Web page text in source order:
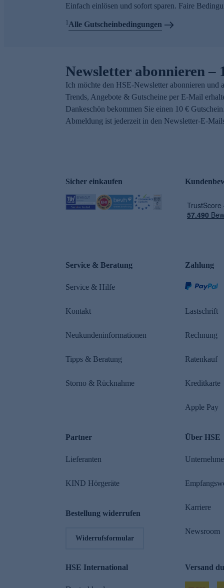
Einfach einlösen und sofort sparen. Faire
1Alle Gutscheinbedingungen
Newsletter abonnieren –
Ich möchte den HSE-Newsletter abonnieren und
Trends, Angebote & Gutscheine per E-Mail
Dankeschön bekommen Sie einen 10 €
Abmeldung ist jederzeit in den Newsletter-E-
Sicher einkaufen
Service & Beratung
Service & Hilfe
Kontakt
Neukundeninformationen
Tipps & Beratung
Storno & Rücknahme
Zahlung
Lastschrift
Rechnung
Ratenkauf
Kreditkarte
Apple Pay
Partner
Lieferanten
KIND Hörgeräte
Bestellung widerrufen
Widerrufsformular
Über HSE
Karriere
Newsroom
HSE International Versand